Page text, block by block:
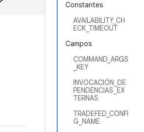
Constantes
AVAILABILITY_CH
ECK_TIMEOUT
Campos
COMMAND_ARGS
_KEY
INVOCACIÓN_DE
PENDENCIAS_EX
TERNAS
TRADEFED_CONFI
G_NAME